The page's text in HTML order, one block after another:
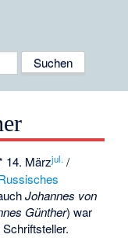
14. Märzjul. /
Johannes von
Günther) war